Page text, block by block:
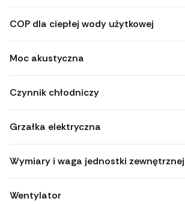
COP dla ciepłej wody użytkowej
Moc akustyczna
Czynnik chłodniczy
Grzałka elektryczna
Wymiary i waga jednostki zewnętrznej
Wentylator